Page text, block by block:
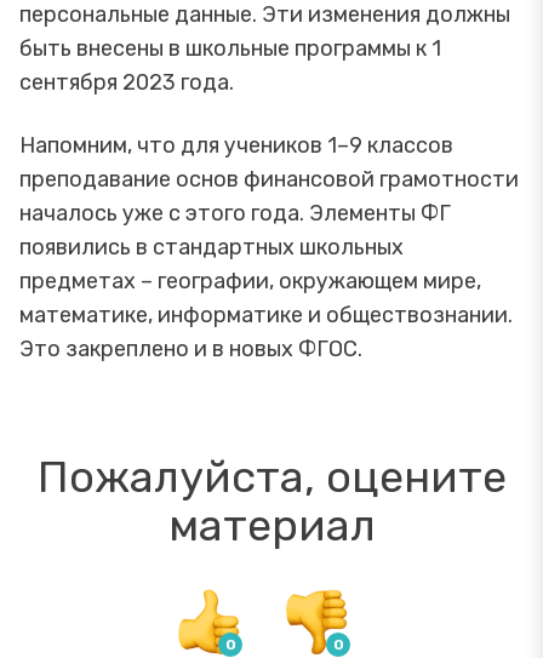
персональные данные. Эти изменения должны
быть внесены в школьные программы к 1
сентября 2023 года.
Напомним, что для учеников 1–9 классов
преподавание основ финансовой грамотности
началось уже с этого года. Элементы ФГ
появились в стандартных школьных
предметах – географии, окружающем мире,
математике, информатике и обществознании.
Это закреплено и в новых ФГОС.
Пожалуйста, оцените
материал